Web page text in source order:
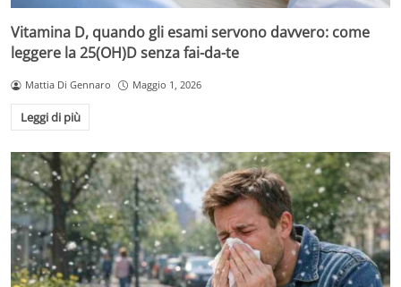
Vitamina D, quando gli esami servono davvero: come
leggere la 25(OH)D senza fai-da-te
Mattia Di Gennaro Maggio 1, 2026
Leggi di più